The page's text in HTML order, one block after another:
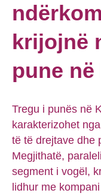
krijojnë
pune
Tregu i punës në
karakterizohet
të të drejtave dhe
Megjithatë,
segment i vogël,
lidhur me